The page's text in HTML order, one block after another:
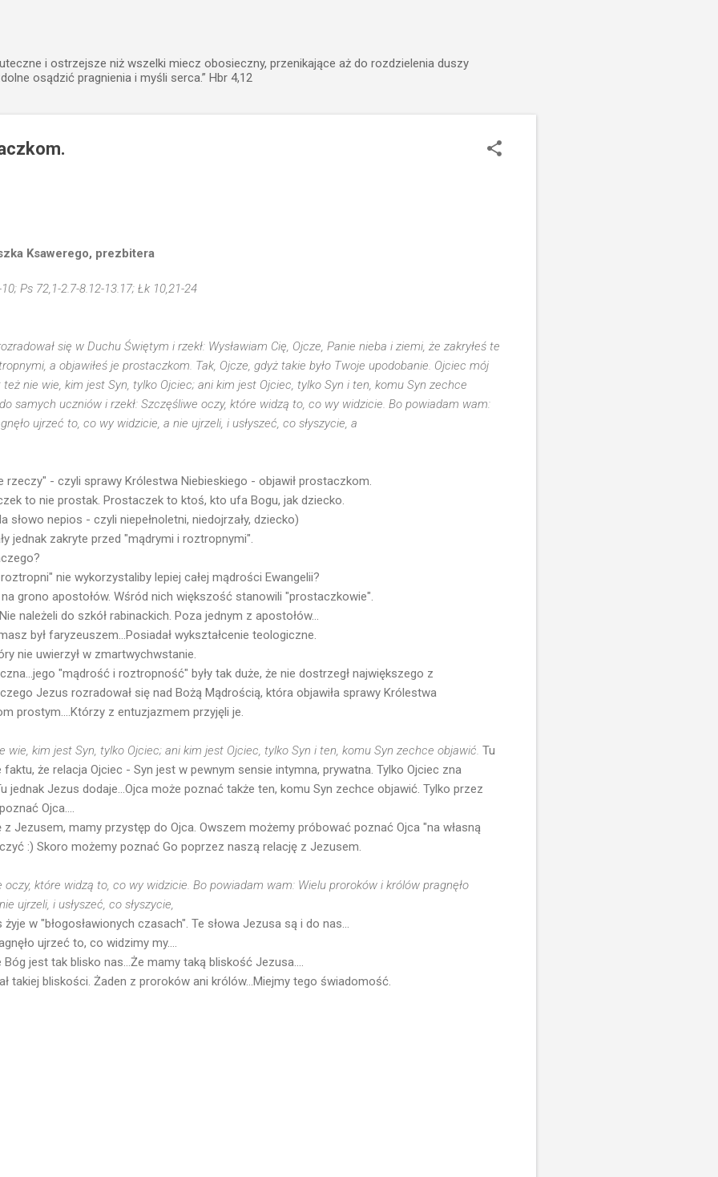
i ostrzejsze niż wszelki miecz obosieczny, przenikające aż do rozdzielenia duszy
osądzić pragnienia i myśli serca.” Hbr 4,12
Ksawerego, prezbitera
Ps 72,1-2.7-8.12-13.17; Łk 10,21-24
się w Duchu Świętym i rzekł: Wysławiam Cię, Ojcze, Panie nieba i ziemi, że zakryłeś te
a objawiłeś je prostaczkom. Tak, Ojcze, gdyż takie było Twoje upodobanie. Ojciec mój
też nie wie, kim jest Syn, tylko Ojciec; ani kim jest Ojciec, tylko Syn i ten, komu Syn zechce
samych uczniów i rzekł: Szczęśliwe oczy, które widzą to, co wy widzicie. Bo powiadam wam:
ujrzeć to, co wy widzicie, a nie ujrzeli, i usłyszeć, co słyszycie, a
rzeczy" - czyli sprawy Królestwa Niebieskiego - objawił prostaczkom.
to nie prostak. Prostaczek to ktoś, kto ufa Bogu, jak dziecko.
słowo nepios - czyli niepełnoletni, niedojrzały, dziecko)
jednak zakryte przed "mądrymi i roztropnymi".
nie wykorzystaliby lepiej całej mądrości Ewangelii?
na grono apostołów. Wśród nich większość stanowili "prostaczkowie".
należeli do szkół rabinackich. Poza jednym z apostołów...
był faryzeuszem...Posiadał wykształcenie teologiczne.
nie uwierzył w zmartwychwstanie.
"mądrość i roztropność" były tak duże, że nie dostrzegł największego z
Jezus rozradował się nad Bożą Mądrością, która objawiła sprawy Królestwa
prostym....Którzy z entuzjazmem przyjęli je.
wie, kim jest Syn, tylko Ojciec; ani kim jest Ojciec, tylko Syn i ten, komu Syn zechce objawić. Tu
że relacja Ojciec - Syn jest w pewnym sensie intymna, prywatna. Tylko Ojciec zna
jednak Jezus dodaje...Ojca może poznać także ten, komu Syn zechce objawić. Tylko przez
Ojca....
z Jezusem, mamy przystęp do Ojca. Owszem możemy próbować poznać Ojca "na własną
:) Skoro możemy poznać Go poprzez naszą relację z Jezusem.
oczy, które widzą to, co wy widzicie. Bo powiadam wam: Wielu proroków i królów pragnęło
ujrzeli, i usłyszeć, co słyszycie,
żyje w "błogosławionych czasach". Te słowa Jezusa są i do nas...
ujrzeć to, co widzimy my....
jest tak blisko nas...Że mamy taką bliskość Jezusa....
takiej bliskości. Żaden z proroków ani królów...Miejmy tego świadomość.